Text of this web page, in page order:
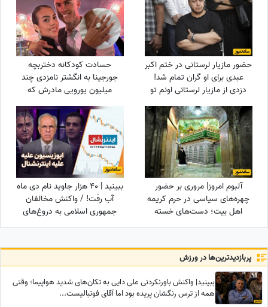
حضور مازیار لرستانی در ختم اکبر
عبدی برای او گران تمام شد!
دزدی از مازیار لرستانی اونم تو
روز روشن!
حسادت کودکانه دختربچه
جورجینا به انگشتر نامزدی چند
میلیون یورویی مادرش که
رونالدو به او هدیه داده بود!
آلبوم امروز| مروری بر حضور
چهره‌های سیاسی در حرم کریمه
اهل بیت؛ دست‌های خسته
سیاستمداران، گره‌خورده به ضریح
ببینید | 40 هزار جاوید نام دی ماه
آب رفت! / واکنش مخالفان
جمهوری اسلامی به دروغ‌های
اینترنشنال درباره جان‌باخته‌های
پربازدید‌ترین‌ها در ورزش
ببینید| واکنش باورنکردنی علی دایی به تکان‌های شدید هواپیما؛ وقتی
همه از ترس رنگشان پریده بود اما آقای فوتبالیست...